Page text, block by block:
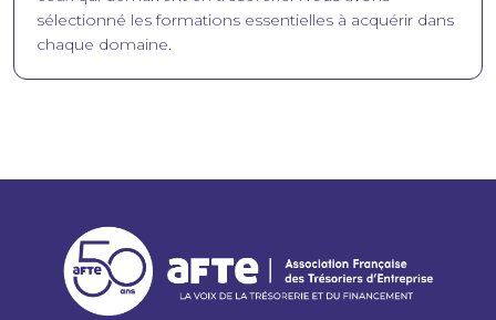
sélectionné les formations essentielles à acquérir dans
chaque domaine.